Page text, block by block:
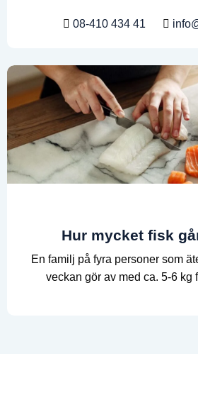
08-410 434 41
Hur mycket fisk
En familj på fyra personer som
veckan gör av med ca. 5-6 kg